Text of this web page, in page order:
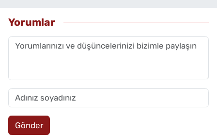
Yorumlar
Gönder